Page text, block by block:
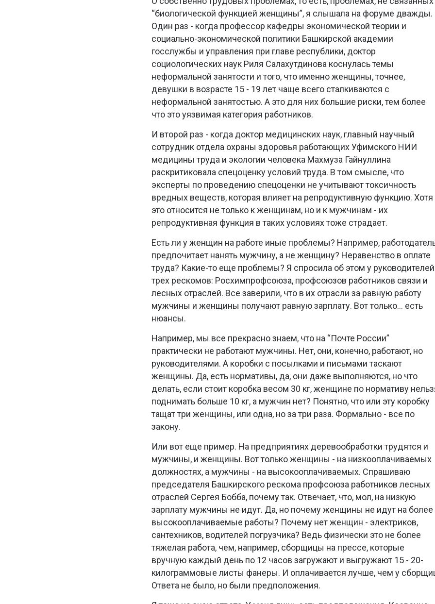
“биологической функцией женщины”, я слышала на форуме дважды.
Один раз - когда профессор кафедры экономической теории и
социально-экономической политики Башкирской академии
госслужбы и управления при главе республики, доктор
социологических наук Риля Салахутдинова коснулась темы
неформальной занятости и того, что именно женщины, точнее,
девушки в возрасте 15 - 19 лет чаще всего сталкиваются с
неформальной занятостью. А это для них большие риски, тем более
что это уязвимая категория работников.
И второй раз - когда доктор медицинских наук, главный научный
сотрудник отдела охраны здоровья работающих Уфимского НИИ
медицины труда и экологии человека Махмуза Гайнуллина
раскритиковала спецоценку условий труда. В том смысле, что
эксперты по проведению спецоценки не учитывают токсичность
вредных веществ, которая влияет на репродуктивную функцию. Хотя
это относится не только к женщинам, но и к мужчинам - их
репродуктивная функция в таких условиях тоже страдает.
Есть ли у женщин на работе иные проблемы? Например,
предпочитает нанять мужчину, а не женщину? Неравенство в оплате
труда? Какие-то еще проблемы? Я спросила об этом у руководителей
трех рескомов: Росхимпрофсоюза, профсоюзов работников связи и
лесных отраслей. Все заверили, что в их отрасли за равную работу
мужчины и женщины получают равную зарплату. Вот только… есть
нюансы.
Например, мы все прекрасно знаем, что на “Почте России”
практически не работают мужчины. Нет, они, конечно, работают, но
руководителями. А коробки с посылками и письмами таскают
женщины. Да, есть нормативы, да, они даже выполняются, но что
делать, если стоит коробка весом 30 кг, женщине по нормативу
поднимать больше 10 кг, а мужчин нет? Понятно, что или эту коробку
тащат три женщины, или одна, но за три раза. Формально - все по
закону.
Или вот еще пример. На предприятиях деревообработки трудятся и
мужчины, и женщины. Вот только женщины - на низкооплачиваемых
должностях, а мужчины - на высокооплачиваемых. Спрашиваю
председателя Башкирского рескома профсоюза работников лесных
отраслей Сергея Бобба, почему так. Отвечает, что, мол, на низкую
зарплату мужчины не идут. Да, но почему женщины не идут на более
высокооплачиваемые работы? Почему нет женщин - электриков,
сантехников, водителей погрузчика? Ведь физически это не более
тяжелая работа, чем, например, сборщицы на прессе, которые
вручную каждый день по 12 часов загружают и выгружают 15 - 20-
килограммовые листы фанеры. И оплачивается лучше, чем у
Ответа не было, но были предположения.